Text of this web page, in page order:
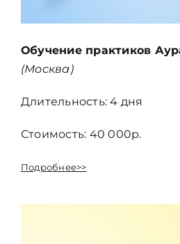
Обучение практиков
(Москва)
Длительность: 4 дня
Стоимость: 40 000р.
Подробнее>>